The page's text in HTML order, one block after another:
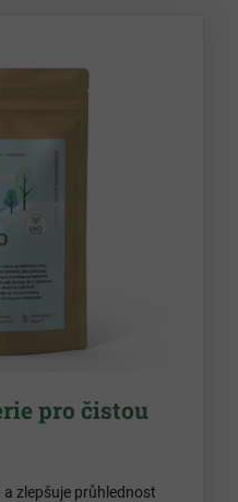
pro čistou
a zlepšuje průhlednost